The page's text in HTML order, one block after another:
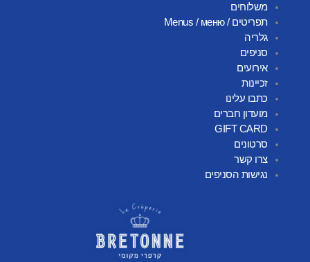
משלוחים
תפריטים / Menus / меню
גלריה
סניפים
אירועים
זכיינות
כתבו עלינו
מועדון חברים
GIFT CARD
סרטונים
צרו קשר
נגישות הסניפים